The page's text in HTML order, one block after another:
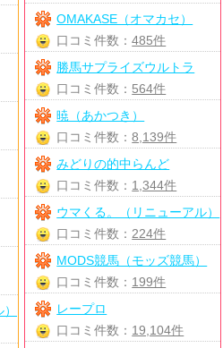
OMAKASE（オマカセ）
口コミ件数：485件
勝馬サプライズウルトラ
口コミ件数： 564件
暁（あかつき）
口コミ件数：8,139件
みどりの的中らんど
口コミ件数： 1,344件
ウマくる。（リニューアル）
口コミ件数： 224件
MODS競馬（モッズ競馬）
口コミ件数： 199件
レープロ
口コミ件数： 19,104件